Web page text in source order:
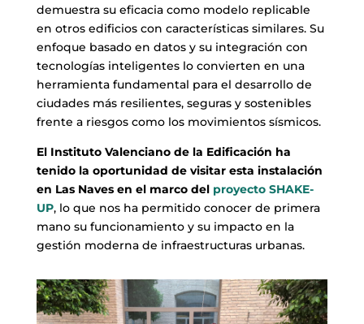
demuestra su eficacia como modelo replicable
en otros edificios con características similares. Su
enfoque basado en datos y su integración con
tecnologías inteligentes lo convierten en una
herramienta fundamental para el desarrollo de
ciudades más resilientes, seguras y sostenibles
frente a riesgos como los movimientos sísmicos.
El Instituto Valenciano de la Edificación ha
tenido la oportunidad de visitar esta instalación
en Las Naves en el marco del proyecto SHAKE-
UP, lo que nos ha permitido conocer de primera
mano su funcionamiento y su impacto en la
gestión moderna de infraestructuras urbanas.